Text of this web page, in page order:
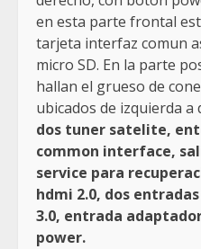
en esta parte frontal
tarjeta interfaz comun
micro SD. En la parte
hallan el grueso de
ubicados de izquierda a
dos tuner satelite,
common interface,
service para
hdmi 2.0, dos
3.0, entrada
power.